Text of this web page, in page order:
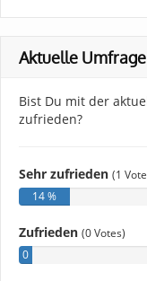
Aktuelle Umfrage